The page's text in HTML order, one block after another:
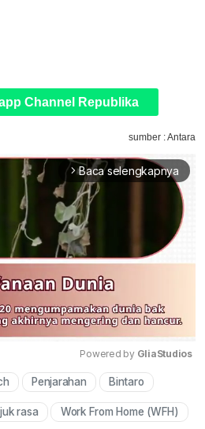
Channel Republika
sumber : Antara
arrow_forward_ios Baca selengkapnya
Mute
Powered by GliaStudios
Penjarahan Bintaro
rasa Work From Home (WFH)